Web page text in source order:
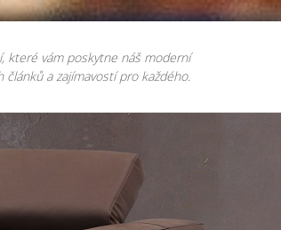
které vám poskytne náš moderní
článků a zajímavostí pro každého.